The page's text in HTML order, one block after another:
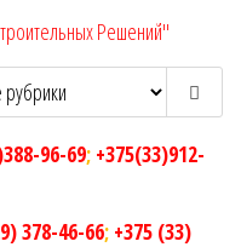
Строительных
Оптовый магазин строительных
материалов
96-69; +375(33)912-
378-46-66; +375 (33)